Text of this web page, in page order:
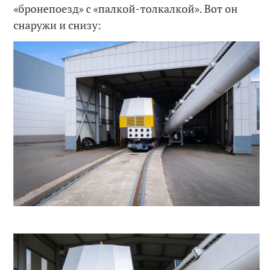
«бронепоезд» с «палкой-толкалкой». Вот он
снаружи и снизу: